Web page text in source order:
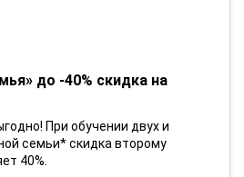
до -40% скидка на
При обучении двух и
семьи* скидка второму
40%.